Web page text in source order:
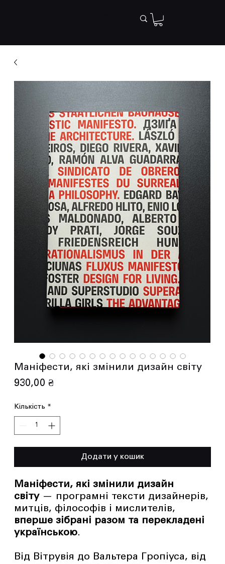
Маніфести, які змінили дизайн світу
930,00 ₴Ціна
Кількість *
Додати у кошик
Маніфести, які змінили дизайн
світу— програмні тексти дизайнерів,
митців, філософів і мислителів,
вперше зібрані разом та перекладені
українською.
Від Вітрувія до Вальтера Гропіуса, від